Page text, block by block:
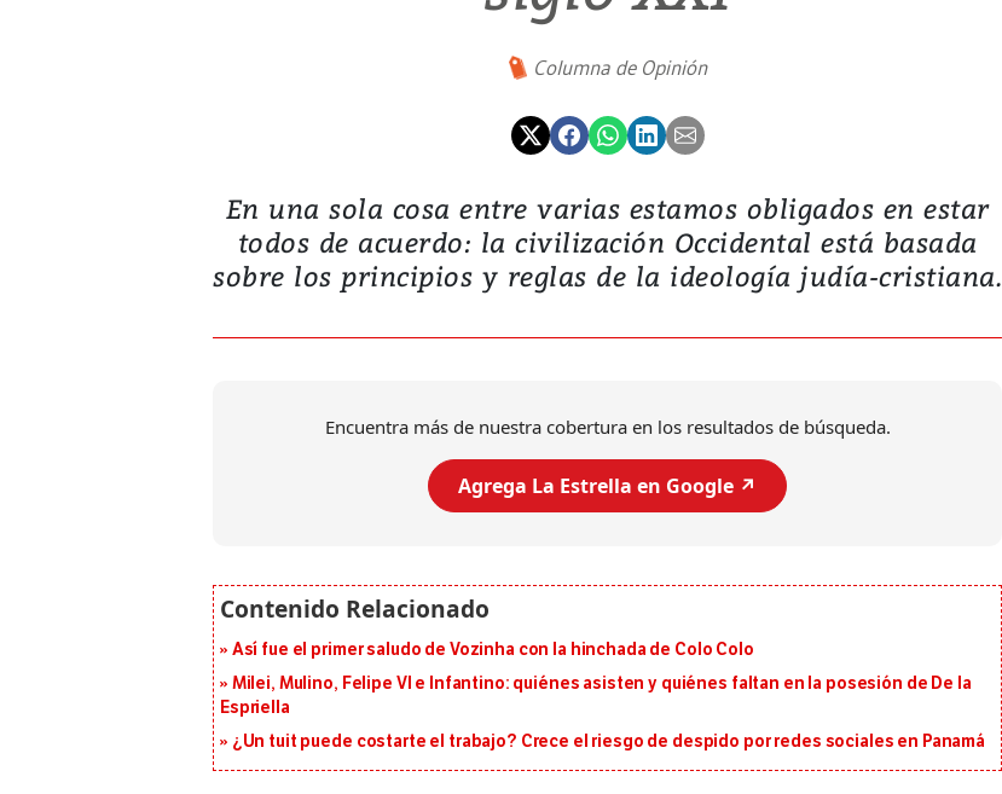
Columna de Opinión
En una sola cosa entre varias estamos obligados en estar
todos de acuerdo: la civilización Occidental está basada
sobre los principios y reglas de la ideología judía-cristiana.
Encuentra más de nuestra cobertura en los resultados de búsqueda.
Agrega La Estrella en Google ↗️
Así fue el primer saludo de Vozinha con la hinchada de Colo Colo
Milei, Mulino, Felipe VI e Infantino: quiénes asisten y quiénes faltan en la posesión de De la
Espriella
¿Un tuit puede costarte el trabajo? Crece el riesgo de despido por redes sociales en Panamá